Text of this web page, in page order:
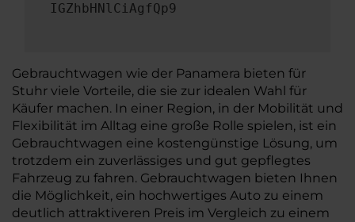
IGZhbHNlCiAgfQp9
Gebrauchtwagen wie der Panamera bieten für
Stuhr viele Vorteile, die sie zur idealen Wahl für
Käufer machen. In einer Region, in der Mobilität und
Flexibilität im Alltag eine große Rolle spielen, ist ein
Gebrauchtwagen eine kostengünstige Lösung, um
trotzdem ein zuverlässiges und gut gepflegtes
Fahrzeug zu fahren. Gebrauchtwagen bieten Ihnen
die Möglichkeit, ein hochwertiges Auto zu einem
deutlich attraktiveren Preis im Vergleich zu einem